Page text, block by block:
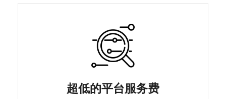
超低的平台服务费